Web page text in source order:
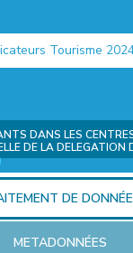
Tourisme 2024
DANS LES
DE LA DELEGATION
DE
METADONNÉES